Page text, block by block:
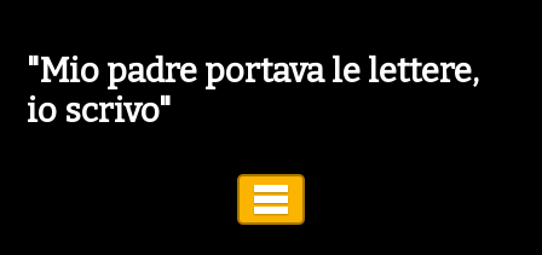
"Mio padre portava le lettere,
io scrivo"